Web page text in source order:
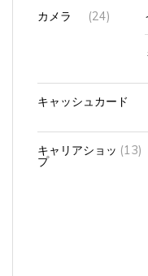
カメラ (24)
キャッシュカード
キャリアショッ
プ
(13)